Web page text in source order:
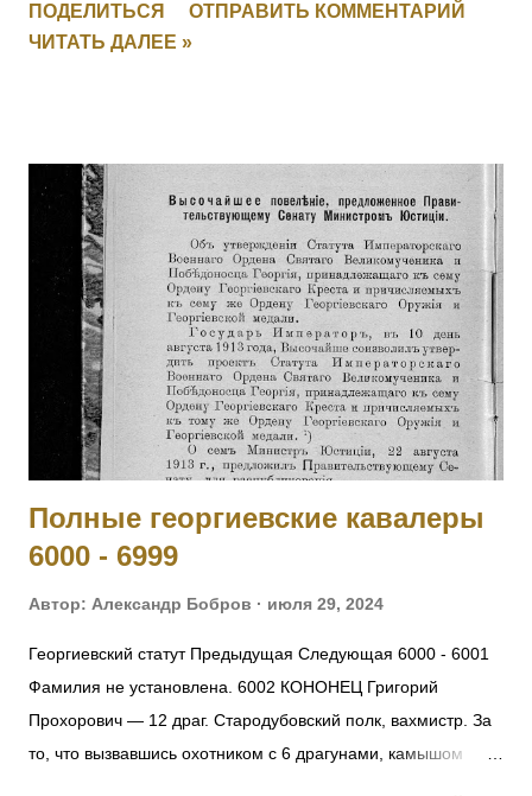
пулеметный огонь противника, первым взошел на
неприятельский берег, чем и увлек за собой своих
Дунковицы, командуя полусотней, выбил противника из
укрепленной позиции, где и был ранен. [II-6482, III-28528]
1014 - 1015 Фамилия не установлена. 1016 ШВОРНЕВ Иван
Семенович — ст. унтер-офицер. За отличия, оказанные в
делах против неприятеля. На 1916 год был ст. унтер-
офицером 281 пех. запасного батальона, при нахождении
на излечении в 19 Пятигорском лазарете ВЗС. [IV-210717]
1017 - 1019 Фамилия не установлена. 1020 ШИШКИН
Николай Семенович — 243 пех. Холмский полк, 13 ...
ПОДЕЛИТЬСЯ
ОТПРАВИТЬ КОММЕНТАРИЙ
ЧИТАТЬ ДАЛЕЕ »
Полные георгиевские кавалеры
6000 - 6999
Автор: Александр Бобров июля 29, 2024
Георгиевский статут Предыдущая Следующая 6000 - 6001
Фамилия не установлена. 6002 КОНОНЕЦ Григорий
Прохорович — 12 драг. Стародубовский полк, вахмистр. За
то, что вызвавшись охотником с 6 драгунами, камышом